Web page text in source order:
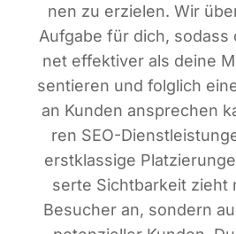
nen zu erzie­len. Wir
Auf­ga­be für dich,
net effek­ti­ver als dei­ne
sen­tie­ren und folg­lich
an Kun­den anspre­chen
ren SEO-
erst­klas­si­ge
ser­te Sicht­bar­keit zieht
Besu­cher an, son­dern